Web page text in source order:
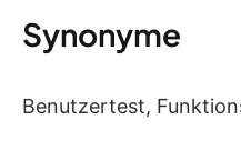
Synonyme
Benutzertest,